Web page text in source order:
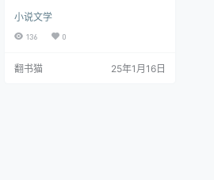
对作者而言，"落日"象征着"重生"。
繁体中文版特别收录作者自序和访
在阳台。通过阳台隔板，她与邻家
小说文学
136 0
翻书猫 25年1月16日